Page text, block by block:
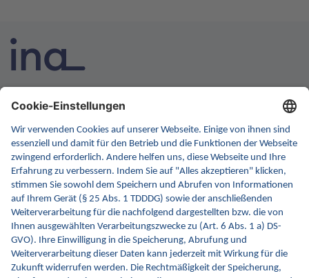
INA ist die nationale Wissensplattform für Interoperabilität.
Gesundheitswesen werden. Dafür erweitern wir
Kontaktformular
gematik GmbH